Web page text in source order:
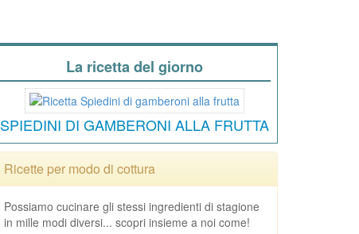
La ricetta del giorno
SPIEDINI DI GAMBERONI ALLA FRUTTA
Ricette per modo di cottura
Possiamo cucinare gli stessi ingredienti di stagione
in mille modi diversi... scopri insieme a noi come!